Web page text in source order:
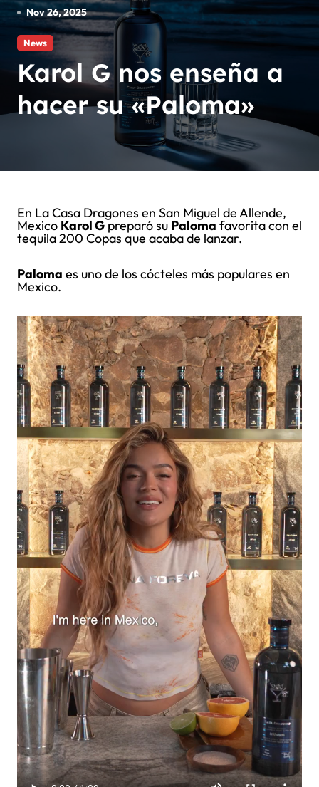
Nov 26, 2025
News
Karol G nos enseña a
hacer su «Paloma»
En La Casa Dragones en San Miguel de Allende,
Mexico Karol Gpreparó su Paloma favorita con el
tequila 200 Copas que acaba de lanzar.
Paloma es uno de los cócteles más populares en
Mexico.